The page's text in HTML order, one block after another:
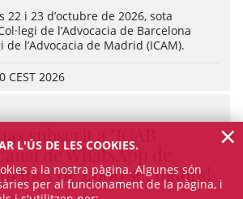
i 23 d’octubre de 2026, sota
de l’Advocacia de Barcelona
de l’Advocacia de Madrid (ICAM).
CEST 2026
subscrit a "ICAB
de WhatsApp de
més de 1.000 seguidors!
L'ÚS DE LES COOKIES.
a la nostra pàgina. Algunes són
per al funcionament de la pàgina, i
×